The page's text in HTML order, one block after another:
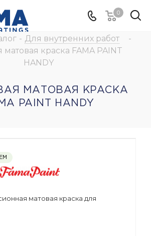
0
- Для внутренних работ
-
краска FAMA PAINT
HANDY
МАТОВАЯ КРАСКА
PAINT HANDY
матовая краска для